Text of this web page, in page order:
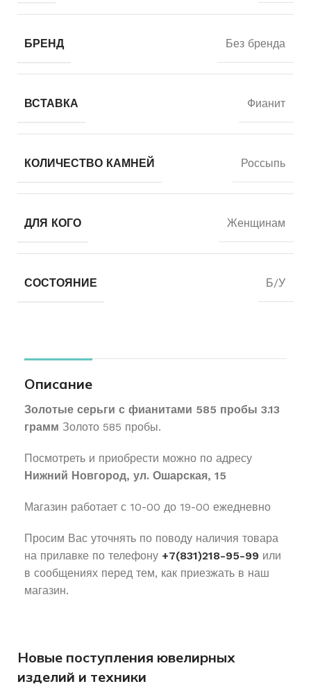
БРЕНД Без бренда
ВСТАВКА Фианит
КОЛИЧЕСТВО КАМНЕЙ Россыпь
ДЛЯ КОГО Женщинам
СОСТОЯНИЕ Б/У
Описание
Золотые серьги с фианитами 585 пробы 3.13
грамм Золото 585 пробы.
Посмотреть и приобрести можно по адресу
Нижний Новгород, ул. Ошарская, 15
Магазин работает с 10-00 до 19-00 ежедневно
Просим Вас уточнять по поводу наличия товара
на прилавке по телефону +7(831)218-95-99 или
в сообщениях перед тем, как приезжать в наш
магазин.
Новые поступления ювелирных
изделий и техники